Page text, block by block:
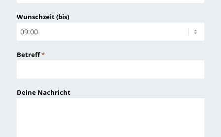
Wunschzeit (bis)
Betreff*
Deine Nachricht